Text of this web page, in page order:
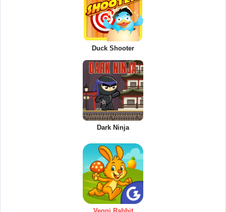
Duck Shooter
Dark Ninja